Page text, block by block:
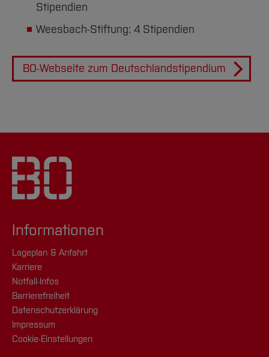
Stipendien
Weesbach-Stiftung: 4 Stipendien
BO-Webseite zum Deutschlandstipendium
Informationen
Lageplan & Anfahrt
Karriere
Notfall-Infos
Barrierefreiheit
Datenschutzerklärung
Impressum
Cookie-Einstellungen